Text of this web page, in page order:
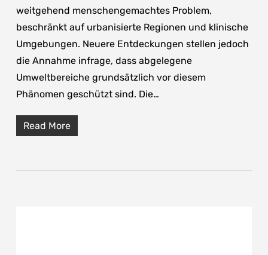
weitgehend menschengemachtes Problem,
beschränkt auf urbanisierte Regionen und klinische
Umgebungen. Neuere Entdeckungen stellen jedoch
die Annahme infrage, dass abgelegene
Umweltbereiche grundsätzlich vor diesem
Phänomen geschützt sind. Die…
Read More